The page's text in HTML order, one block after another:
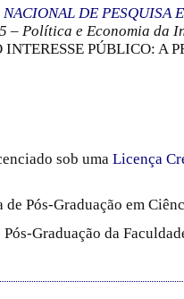
NACIONAL DE PESQUISA
– Política e Economia da
PÚBLICO: A
sob uma Licença
de Pós-Graduação em
Graduação da